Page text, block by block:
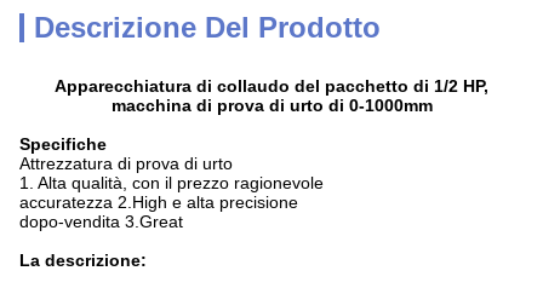
Descrizione Del Prodotto
Apparecchiatura di collaudo del pacchetto di 1/2 HP,
macchina di prova di urto di 0-1000mm
Specifiche
Attrezzatura di prova di urto
1. Alta qualità, con il prezzo ragionevole
accuratezza 2.High e alta precisione
dopo-vendita 3.Great
La descrizione: